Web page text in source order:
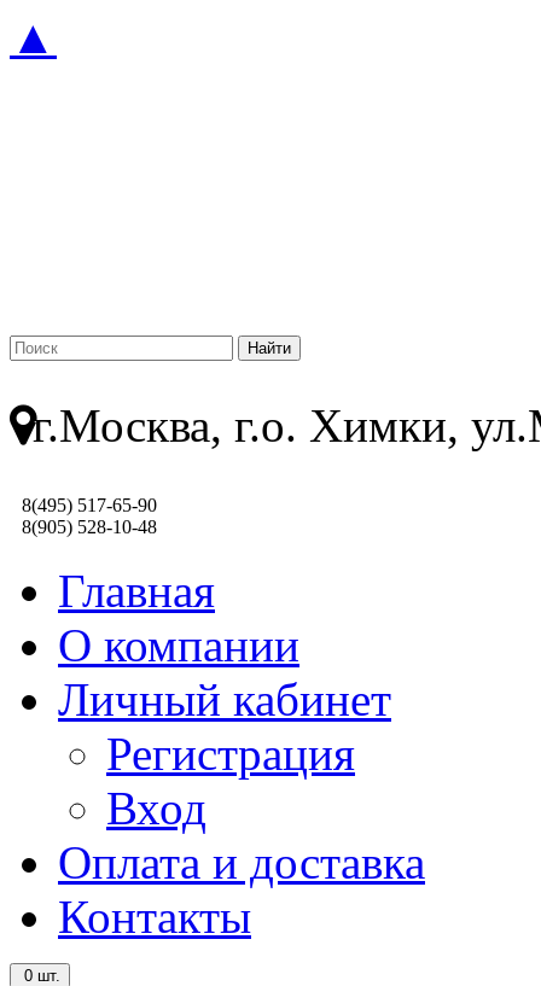
▲
г.Москва, г.о. Химки,
8(495) 517-65-90
8(905) 528-10-48
Главная
О компании
Личный кабинет
Регистрация
Вход
Оплата и доставка
Контакты
0 шт.